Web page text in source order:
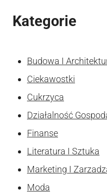
Kategorie
Budowa I
Ciekawostki
Cukrzyca
Działalność
Finanse
Literatura I Sztuka
Marketing I
Moda